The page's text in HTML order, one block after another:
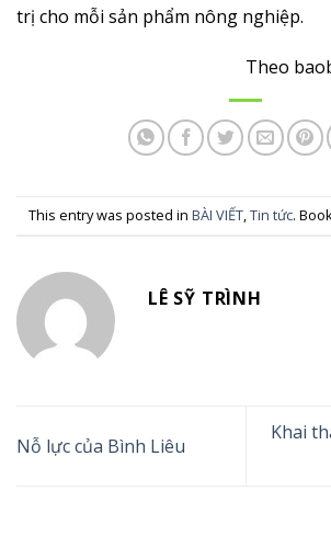
Không biết do vô tình hay cố ý của
ngày tết cổ truyền của dân tộc lại rơi
với Bình Phước, là thời điểm những
ngày như điều, cao su và các loại cây
canh tác, trồng trọt theo kiểu một
mà họ đã biết đoàn kết, cùng nhau
sản phẩm nông nghiệp mang thương
cả xã, cả huyện và xa hơn là cho cả
9.710 ha đất canh tác nông nghiệp
Tiếp nối thành quả của những sản
mang thương hiệu Bình Phước, vụ